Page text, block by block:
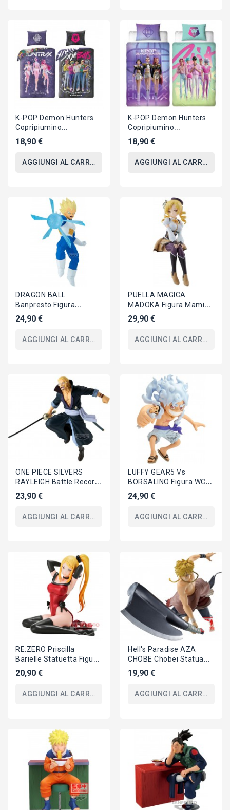
K-POP Demon Hunters
Copripiumino
REVERSIBILE SET LETTO
140x200cm Poliestere
18,90 €
AGGIUNGI AL CARRELLO
K-POP Demon Hunters
Copripiumino
REVERSIBILE SET LETTO
140x200cm Poliestere
18,90 €
AGGIUNGI AL CARRELLO
DRAGON BALL
Banpresto Figura
VEGETA II 21cm
ORIGINALE Serie
24,90 €
AGGIUNGI AL CARRELLO
PUELLA MAGICA
MADOKA Figura Mami
Tomoe 20cm Ribellione
BANPRESTO Originale
29,90 €
AGGIUNGI AL CARRELLO
ONE PIECE SILVERS
RAYLEIGH Battle Record
Collection Figura Statua
17cm BANPRESTO
23,90 €
AGGIUNGI AL CARRELLO
LUFFY GEAR5 Vs
BORSALINO Figura WCF
World Collectible 13cm
ONE PIECE BANPRESTO
24,90 €
AGGIUNGI AL CARRELLO
RE:ZERO Priscilla
Barielle Statuetta Figura
12cm Serie RELAX TIME
Banpresto
20,90 €
AGGIUNGI AL CARRELLO
Hell's Paradise AZA
CHOBE Chobei Statua
19cm Vibration Stars
Banpresto
19,90 €
AGGIUNGI AL CARRELLO